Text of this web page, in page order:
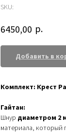
SKU:
6450,00 р.
Добавить в
Комплект: Крест
Гайтан:
Шнур диаметром 2
материала, который